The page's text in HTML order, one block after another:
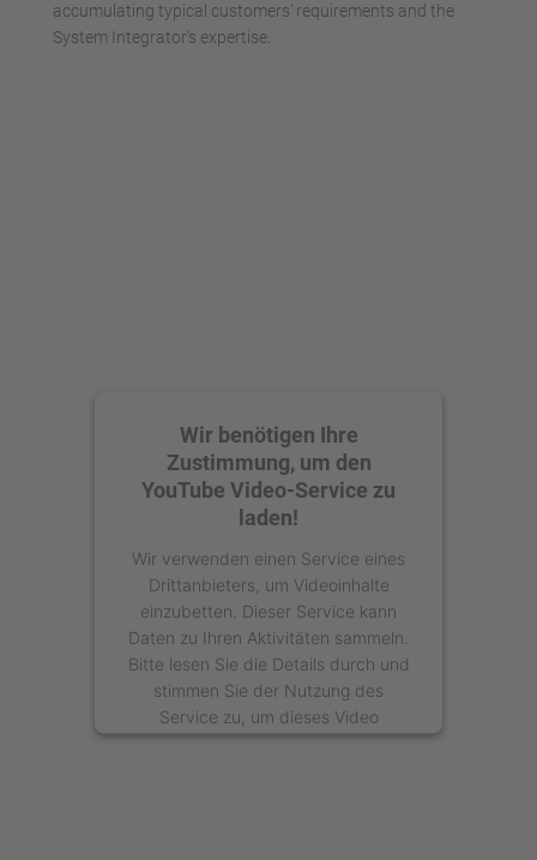
accumulating typical customers' requirements and the
System Integrator's expertise.
Wir benötigen Ihre
Zustimmung, um den
YouTube Video-Service zu
laden!
Wir verwenden einen Service eines
Drittanbieters, um Videoinhalte
einzubetten. Dieser Service kann
Daten zu Ihren Aktivitäten sammeln.
Bitte lesen Sie die Details durch und
stimmen Sie der Nutzung des
Service zu, um dieses Video
anzusehen.